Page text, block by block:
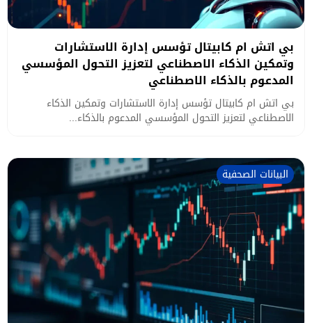
بي اتش ام كابيتال تؤسس إدارة الاستشارات
وتمكين الذكاء الاصطناعي لتعزيز التحول المؤسسي
المدعوم بالذكاء الاصطناعي
بي اتش ام كابيتال تؤسس إدارة الاستشارات وتمكين الذكاء
الاصطناعي لتعزيز التحول المؤسسي المدعوم بالذكاء...
البيانات الصحفية